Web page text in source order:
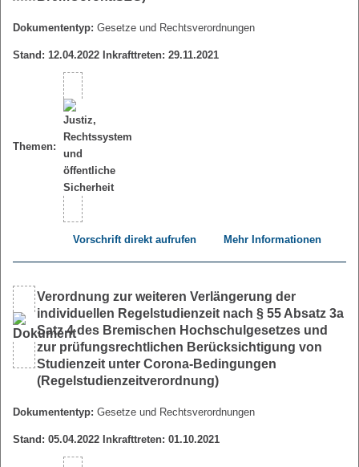
Dokumententyp: Gesetze und Rechtsverordnungen
Stand: 12.04.2022 Inkrafttreten: 29.11.2021
Themen:
Vorschrift direkt aufrufen Mehr Informationen
Verordnung zur weiteren Verlängerung der
individuellen Regelstudienzeit nach § 55 Absatz 3a
Satz 4 des Bremischen Hochschulgesetzes und
zur prüfungsrechtlichen Berücksichtigung von
Studienzeit unter Corona-Bedingungen
(Regelstudienzeitverordnung)
Dokumententyp: Gesetze und Rechtsverordnungen
Stand: 05.04.2022 Inkrafttreten: 01.10.2021